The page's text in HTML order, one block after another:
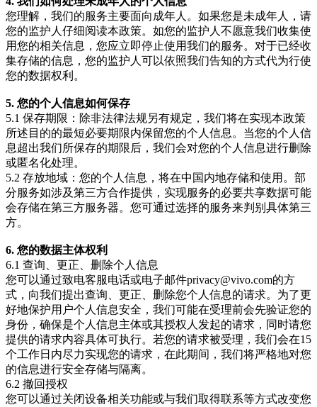
您理解，我们的服务主要面向成年人。如果您是未成年人，请
您的监护人仔细阅读本政策。如您的监护人不愿意我们收集使
用您的相关信息，您应立即停止使用我们的服务。对于已经收
集存储的信息，您的监护人可以依照我们告知的方式代为行使
您的数据权利。
5. 您的个人信息如何保存
5.1 保存期限：除非法律法规另有规定，我们将在实现本政策
所述目的的最短必要期限内保留您的个人信息。当您的个人信
息超出我们所保存的期限后，我们会对您的个人信息进行删除
或匿名化处理。
5.2 存放地域：您的个人信息，将在中国内地存储和使用。部
分服务如涉及第三方合作提供，实现服务的必要共享数据可能
会存储在第三方服务器。您可通过选择的服务来判别具体第三
方。
6. 您的数据主体权利
6.1 查询、更正、删除个人信息
您可以通过致电客服电话或电子邮件privacy@vivo.com的方
式，向我们提出查询、更正、删除您个人信息的请求。为了更
好地保护用户个人信息安全，我们可能在受理前会先验证您的
身份，确保是个人信息主体或其授权人发起的请求，同时请您
提供的请求内容具体可执行。若您的请求被受理，我们会在15
个工作日内尽力实现您的请求，在此期间，我们将严格地对您
的信息进行安全存储与隔离。
6.2 撤回授权
您可以通过关闭设备相关功能或与我们取得联系等方式改变您